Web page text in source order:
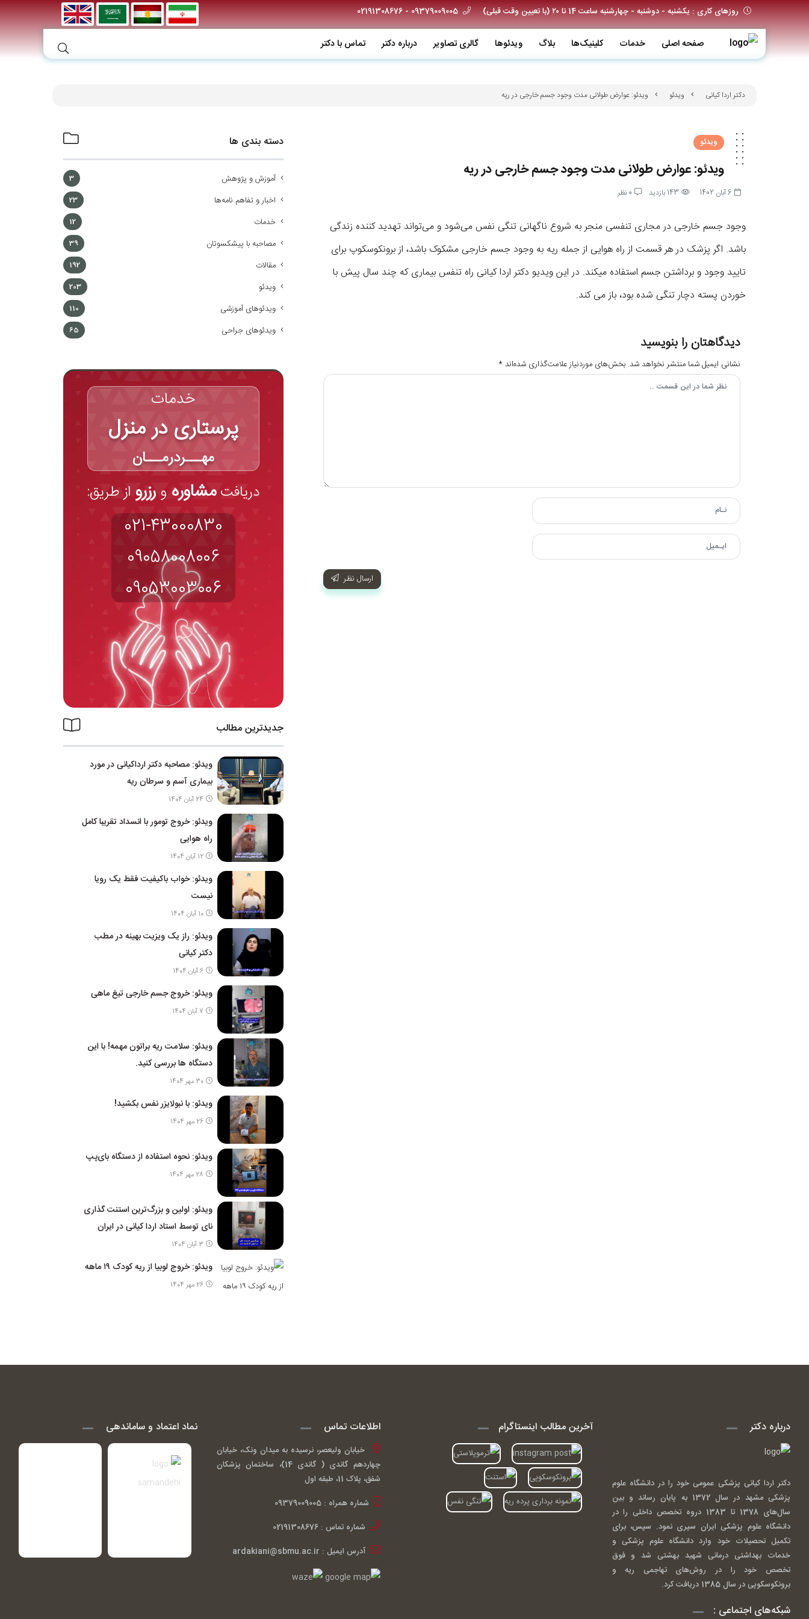
روزهای کاری : یکشنبه - دوشنبه - چهارشنبه ساعت 14 تا ۲۰ (با تعیین وقت قبلی) 09379009005 - 02191308676
صفحه اصلی خدمات کلینیک‌ها بلاگ ویدئو‌ها گالری تصاویر درباره دکتر تماس با دکتر
دکتر اردا کیانی ویدئو ویدئو: عوارض طولانی مدت وجود جسم خارجی در ریه
ویدئو
ویدئو: عوارض طولانی مدت وجود جسم خارجی در ریه
6 آبان 1402 143 بازدید 0 نظر
وجود جسم خارجی در مجاری تنفسی منجر به شروع ناگهانی تنگی نفس می‌شود و می‌تواند تهدید کننده زندگی
باشد. اگر پزشک در هر قسمت از راه هوایی از جمله ریه به وجود جسم خارجی مشکوک باشد، از برونکوسکوپ برای
تایید وجود و برداشتن جسم استفاده میکند. در این ویدیو دکتر اردا کیانی راه تنفس بیماری که چند سال پیش با
خوردن پسته دچار تنگی شده بود، باز می کند.
دیدگاهتان را بنویسید
نشانی ایمیل شما منتشر نخواهد شد. بخش‌های موردنیاز علامت‌گذاری شده‌اند*
ارسال نظر
دسته بندی ها
آموزش و پژوهش 3
اخبار و تفاهم نامه‌ها 23
خدمات 12
مصاحبه با پیشکسوتان 39
مقالات 192
ویدئو 203
ویدئوهای آموزشی 110
ویدئوهای جراحی 65
خدمات
پرستاری در منزل
مهـــردرمـــان
دریافتمشاوره و رزرو از طریق:
021-43000830
09058008006
09053003006
جدیدترین مطالب
ویدئو: مصاحبه دکتر ارداکیانی در مورد
بیماری آسم و سرطان ریه
24 آبان 1404
ویدئو: خروج تومور با انسداد تقریبا کامل
راه هوایی
12 آبان 1404
ویدئو: خواب باکیفیت فقط یک رویا
نیست
10 آبان 1404
ویدئو: راز یک ویزیت بهینه در مطب
دکتر کیانی
6 آبان 1404
ویدئو: خروج جسم خارجی تیغ ماهی
7 آبان 1404
ویدئو: سلامت ریه براتون مهمه! با این
دستگاه ها بررسی کنید.
30 مهر 1404
ویدئو: با نبولایزر نفس بکشید!
26 مهر 1404
ویدئو: نحوه استفاده از دستگاه بای‌پپ
28 مهر 1404
ویدئو: اولین و بزرگ‌ترین استنت گذاری
نای توسط استاد اردا کیانی در ایران
3 آبان 1404
ویدئو: خروج لوبیا از ریه کودک ۱۹ ماهه
26 مهر 1404
درباره دکتر
دکتر اردا کیانی پزشکی عمومی خود را در دانشگاه علوم
پزشکی مشهد در سال 1372 به پایان رساند و بین
سال‌های 1378 تا 1383 دروه تخصص داخلی را در
دانشگاه علوم پزشکی ایران سپری نمود. سپس، برای
تکمیل تحصیلات خود وارد دانشگاه علوم پزشکی و
خدمات بهداشتی درمانی شهید بهشتی شد و فوق
تخصص خود را در روش‌های تهاجمی ریه و
برونکوسکوپی در سال 1385 دریافت کرد.
شبکه‌های اجتماعی :
آخرین مطالب اینستاگرام اطلاعات تماس
خیابان ولیعصر، نرسیده به میدان ونک، خیابان
چهاردهم گاندی ( گاندی 14)، ساختمان پزشکان
شفق، پلاک 11، طبقه اول
شماره همراه : 09379009005
شماره تماس : 02191308676
آدرس ایمیل : ardakiani@sbmu.ac.ir
نماد اعتماد و ساماندهی